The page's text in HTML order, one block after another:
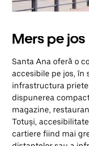
Mers pe jos
Santa Ana oferă o
accesibile pe jos, în
infrastructura
dispunerea
magazine,
Totuși,
cartiere fiind mai